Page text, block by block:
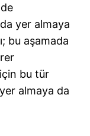
yer almaya
bu aşamada
bu tür
almaya da